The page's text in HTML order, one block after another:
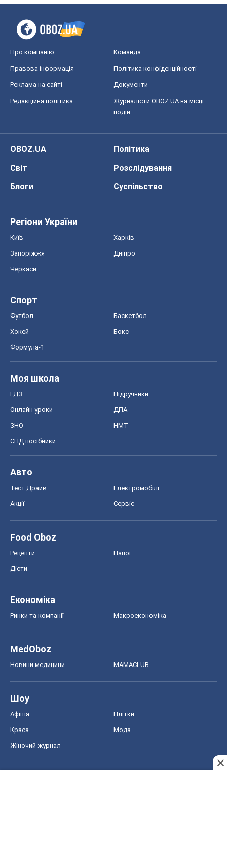
Про компанію Команда
Правова інформація Політика конфіденційності
Реклама на сайті Документи
Редакційна політика
Журналісти OBOZ.UA на місці
подій
OBOZ.UA
Політика
Світ
Розслідування
Блоги
Суспільство
Регіони України
Київ Харків
Запоріжжя Дніпро
Черкаси
Спорт
Футбол Баскетбол
Хокей Бокс
Формула-1
Моя школа
ГДЗ Підручники
Онлайн уроки ДПА
ЗНО НМТ
СНД посібники
Авто
Тест Драйв Електромобілі
Акції Сервіс
Food Oboz
Рецепти Напої
Дієти
Економіка
Ринки та компанії Макроекономіка
MedOboz
Новини медицини MAMACLUB
Шоу
Афіша Плітки
Краса Мода
Жіночий журнал